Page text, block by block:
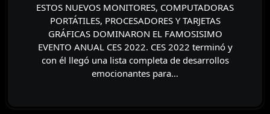
ESTOS NUEVOS MONITORES, COMPUTADORAS
PORTÁTILES, PROCESADORES Y TARJETAS
GRÁFICAS DOMINARON EL FAMOSISIMO
EVENTO ANUAL CES 2022. CES 2022 terminó y
con él llegó una lista completa de desarrollos
emocionantes para…